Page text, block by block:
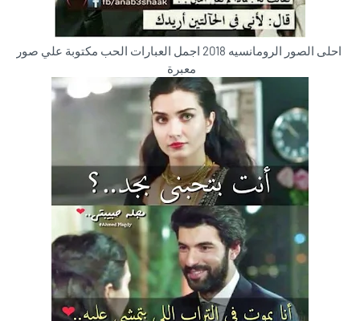
احلى الصور الرومانسيه 2018 اجمل العبارات الحب مكتوبة علي صور
معبرة